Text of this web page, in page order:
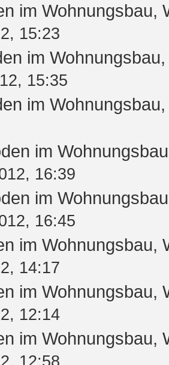
im Wohnungsbau,
15:23
im
15:35
im
im
16:39
im
16:45
im Wohnungsbau,
14:17
im Wohnungsbau,
12:14
im Wohnungsbau,
12:58